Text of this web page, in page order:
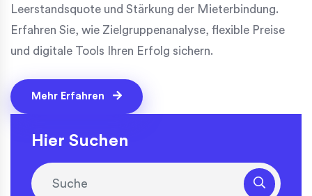
Leerstandsquote und Stärkung der Mieterbindung.
Erfahren Sie, wie Zielgruppenanalyse, flexible Preise
und digitale Tools Ihren Erfolg sichern.
Mehr Erfahren
Hier Suchen